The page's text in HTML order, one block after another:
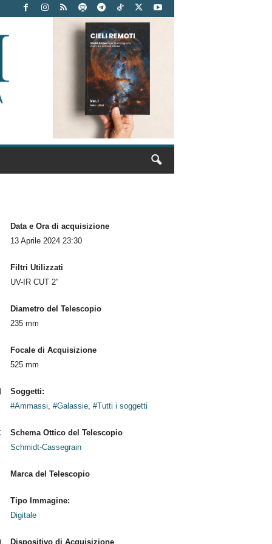
Data e Ora di acquisizione
13 Aprile 2024 23:30
Filtri Utilizzati
UV-IR CUT 2"
Diametro del Telescopio
235 mm
Focale di Acquisizione
525 mm
Soggetti:
#Ammassi, #Galassie, #Tutti i soggetti
Schema Ottico del Telescopio
Schmidt-Cassegrain
Marca del Telescopio
Tipo Immagine:
Digitale
Dispositivo di Acquisizione